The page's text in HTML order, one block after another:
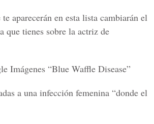
aparecerán en esta lista cambiarán el
que tienes sobre la actriz de
Imágenes “Blue Waffle Disease”
a una infección femenina “donde el